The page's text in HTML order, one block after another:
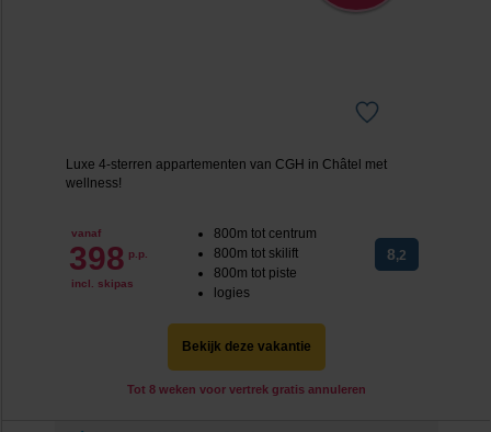
Luxe 4-sterren appartementen van CGH in Châtel met
wellness!
vanaf
398 p.p.
incl. skipas
800m tot centrum
800m tot skilift
800m tot piste
logies
8,2
Bekijk deze vakantie
Tot 8 weken voor vertrek gratis annuleren